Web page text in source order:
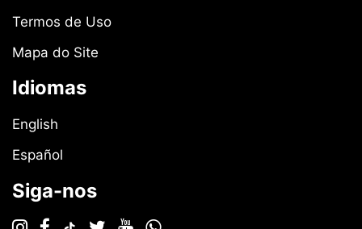
Termos de Uso
Mapa do Site
Idiomas
English
Español
Siga-nos